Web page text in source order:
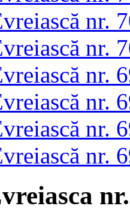
nr.
nr.
nr.
nr.
nr.
nr.